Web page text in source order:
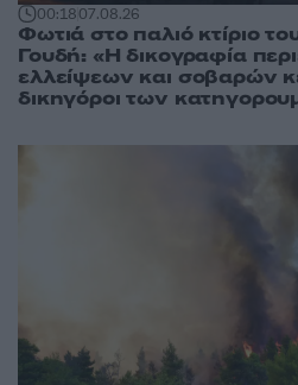
00:1807.08.26
Φωτιά στο παλιό κτίριο
Γουδή: «Η δικογραφία
ελλείψεων και σοβαρών
δικηγόροι των